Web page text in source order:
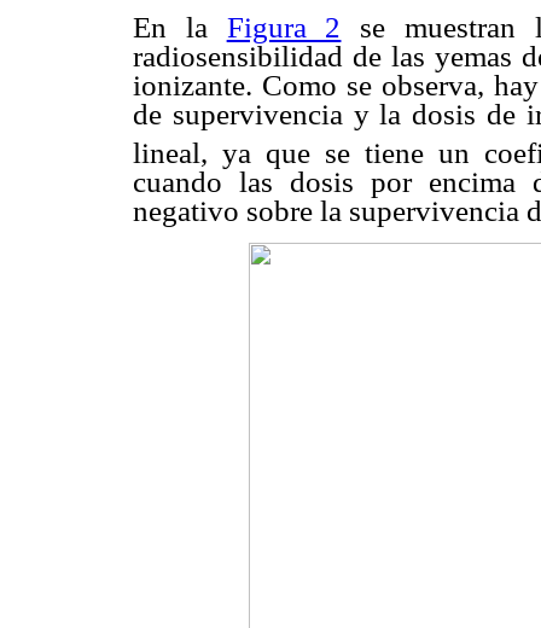
En la Figura 2 se muestran
radiosensibilidad de las yemas
ionizante. Como se observa,
de supervivencia y la dosis de
lineal, ya que se tiene un
cuando las dosis por encima
negativo sobre la supervivencia